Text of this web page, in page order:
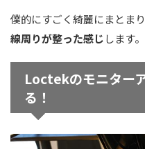
僕的にすごく綺麗にまとま
線周りが整った感じします。
Loctekのモニター
る！